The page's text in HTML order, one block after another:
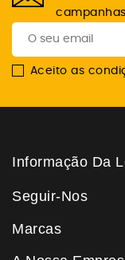
campanhas
Aceito as
Informação Da
Seguir-Nos
Marcas